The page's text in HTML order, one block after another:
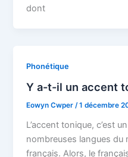
dont
Phonétique
Y a-t-il un accent
Eowyn Cwper/1 décembre
L’accent tonique, c’est
nombreuses langues du
français. Alors, le